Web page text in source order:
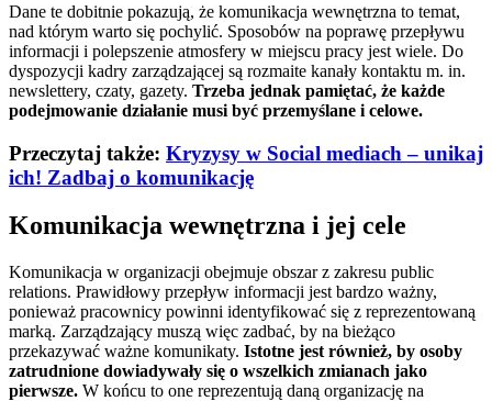
Dane te dobitnie pokazują, że komunikacja wewnętrzna to temat,
nad którym warto się pochylić. Sposobów na poprawę przepływu
informacji i polepszenie atmosfery w miejscu pracy jest wiele. Do
dyspozycji kadry zarządzającej są rozmaite kanały kontaktu m. in.
newslettery, czaty, gazety. Trzeba jednak pamiętać, że każde
podejmowanie działanie musi być przemyślane i celowe.
Przeczytaj także: Kryzysy w Social mediach – unikaj
ich! Zadbaj o komunikację
Komunikacja wewnętrzna i jej cele
Komunikacja w organizacji obejmuje obszar z zakresu public
relations. Prawidłowy przepływ informacji jest bardzo ważny,
ponieważ pracownicy powinni identyfikować się z reprezentowaną
marką. Zarządzający muszą więc zadbać, by na bieżąco
przekazywać ważne komunikaty. Istotne jest również, by osoby
zatrudnione dowiadywały się o wszelkich zmianach jako
pierwsze. W końcu to one reprezentują daną organizację na